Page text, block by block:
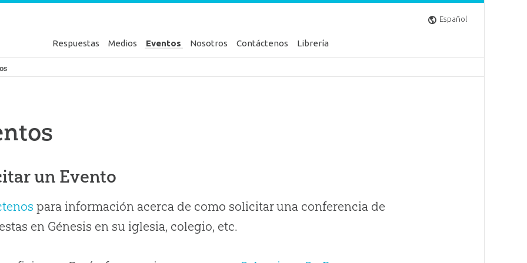
Español
Respuestas Medios Eventos Nosotros Contáctenos Librería
Génesis
un Evento
para información acerca de como solicitar una conferencia de
en Génesis en su iglesia, colegio, etc.